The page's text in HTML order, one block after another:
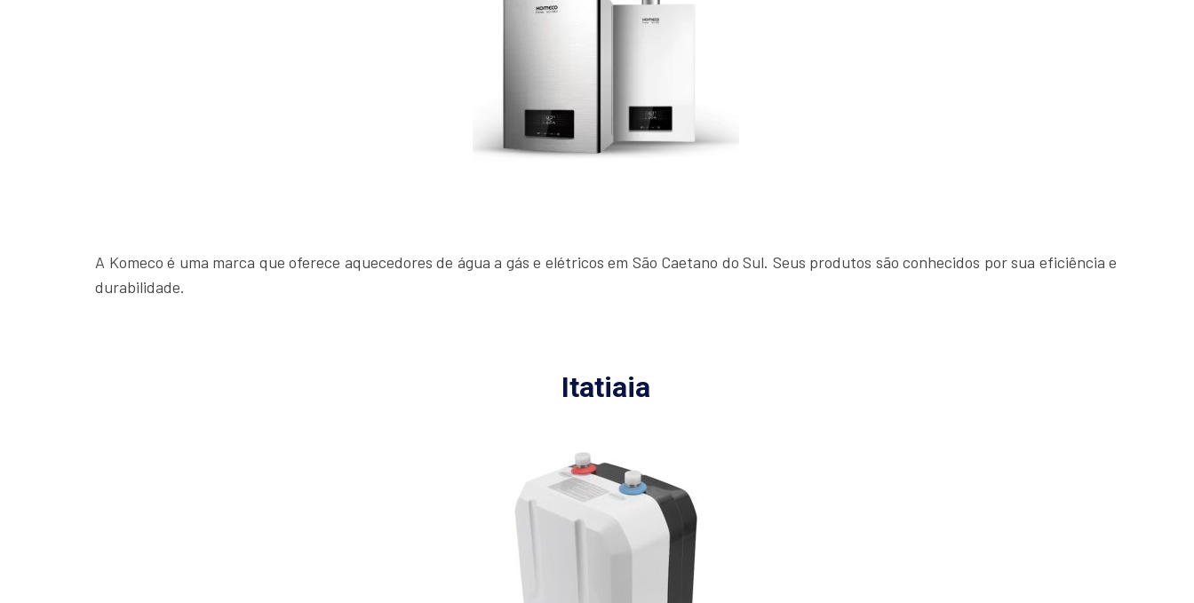
A Komeco é uma marca que oferece aquecedores de água a gás e elétricos em São Caetano do Sul. Seus produtos são conhecidos por sua eficiência e
durabilidade.
Itatiaia